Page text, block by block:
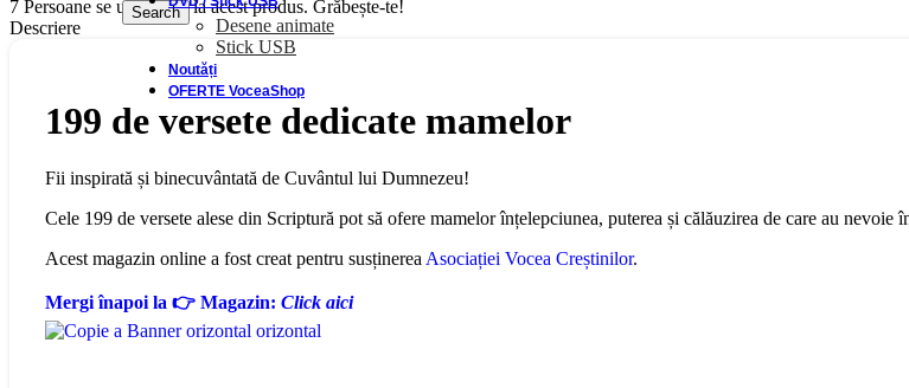
Search
Desene animate
Stick USB
Noutăți
OFERTE VoceaShop
7 Persoane se uită acum la acest produs. Grăbește-te!
Descriere
199 de versete dedicate mamelor
Fii inspirată și binecuvântată de Cuvântul lui Dumnezeu!
Cele 199 de versete alese din Scriptură pot să ofere mamelor înțelepciunea, puterea și călăuzirea de care au
Acest magazin online a fost creat pentru susținereaAsociației Vocea Creștinilor.
Mergi înapoi la 👉 Magazin: Click aici